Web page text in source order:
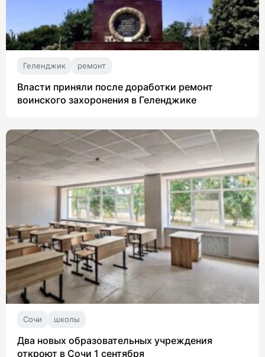
Геленджик ремонт
Власти приняли после доработки ремонт
воинского захоронения в Геленджике
Сочи школы
Два новых образовательных учреждения
откроют в Сочи 1 сентября